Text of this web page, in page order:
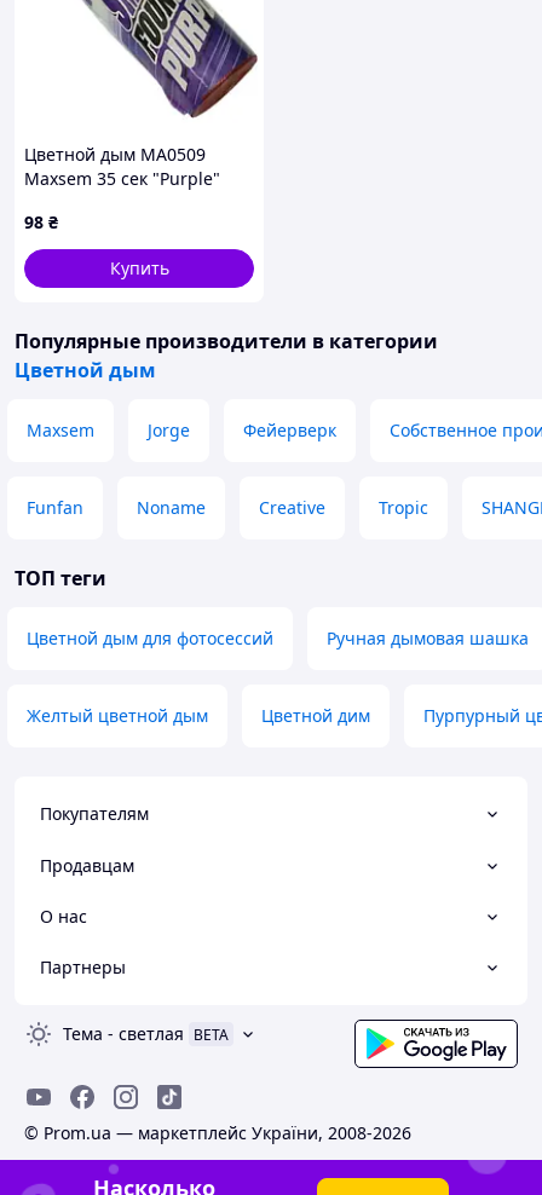
Цветной дым МА0509
Maxsem 35 сек "Purple"
98 ₴
Купить
Популярные производители в категории
Цветной дым
Maxsem Jorge Фейерверк Собственное
Funfan Noname Creative Tropic
ТОП теги
Цветной дым для фотосессий Ручная дымовая шашка
Желтый цветной дым Цветной дим Пурпурный
Покупателям
Продавцам
О нас
Партнеры
Тема - светлая BETA
© Prom.ua — маркетплейс України, 2008-2026
Насколько